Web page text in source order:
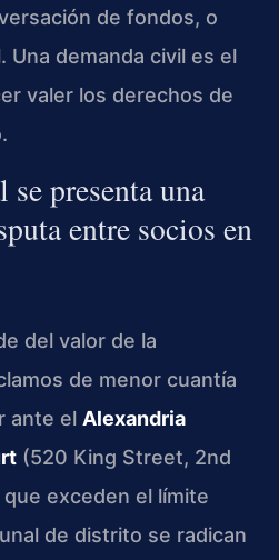
de fondos, o
Una demanda civil es el
valer los derechos de
presenta una
entre socios en
del valor de la
de menor cuantía
ante el Alexandria
(520 King Street, 2nd
exceden el límite
de distrito se radican